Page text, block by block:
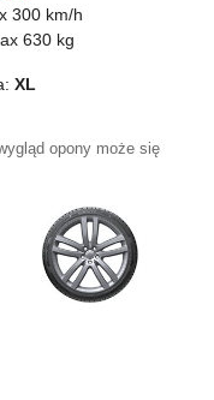
300 km/h
630 kg
XL
opony może się